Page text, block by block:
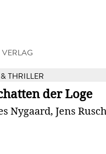
THRILLER
der Loge
Nygaard, Jens